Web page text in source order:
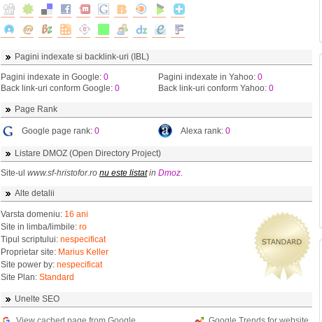
Pagini indexate si backlink-uri (IBL)
Pagini indexate in Google: 0
Back link-uri conform Google: 0
Pagini indexate in Yahoo: 0
Back link-uri conform Yahoo: 0
Page Rank
Google page rank: 0 Alexa rank: 0
Listare DMOZ (Open Directory Project)
Site-ul www.sf-hristofor.ro nu este listatin Dmoz.
Alte detalii
Varsta domeniu: 16 ani
Site in limba/limbile: ro
Tipul scriptului: nespecificat
Proprietar site: Marius Keller
Site power by: nespecificat
Site Plan: Standard
Unelte SEO